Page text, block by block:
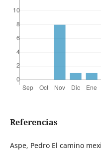
Referencias
Aspe, Pedro El camino